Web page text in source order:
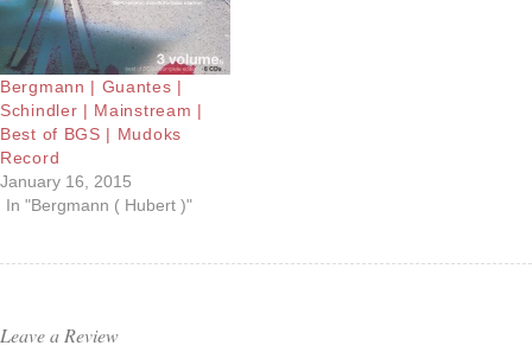
Bergmann | Guantes |
Schindler | Mainstream |
Best of BGS | Mudoks
Record
January 16, 2015
In "Bergmann ( Hubert )"
Leave a Review